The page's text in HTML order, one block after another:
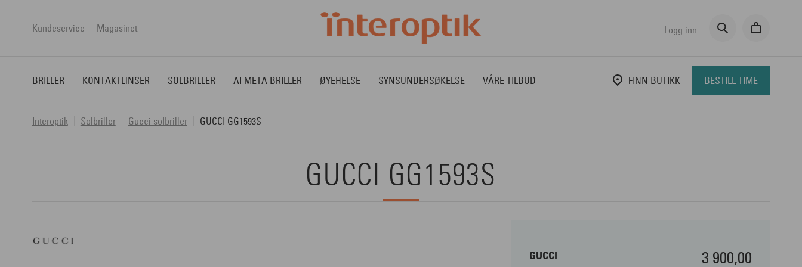
Kundeservice Magasinet Logg inn
BRILLER KONTAKTLINSER SOLBRILLER AI META BRILLER ØYEHELSE SYNSUNDERSØKELSE VÅRE TILBUD FINN BUTIKK BESTILL TIME
Interoptik Solbriller Gucci solbriller GUCCI GG1593S
GUCCI GG1593S
GUCCI 3 900,00